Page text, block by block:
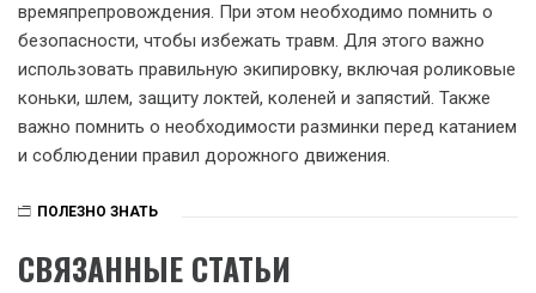
времяпрепровождения. При этом необходимо помнить о
безопасности, чтобы избежать травм. Для этого важно
использовать правильную экипировку, включая роликовые
коньки, шлем, защиту локтей, коленей и запястий. Также
важно помнить о необходимости разминки перед катанием
и соблюдении правил дорожного движения.
ПОЛЕЗНО ЗНАТЬ
СВЯЗАННЫЕ СТАТЬИ